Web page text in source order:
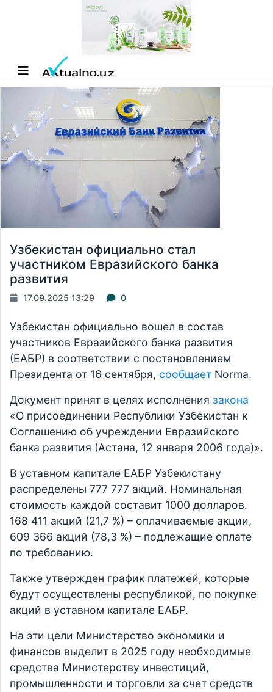
Узбекистан официально стал
участником Евразийского банка
развития
17.09.2025 13:29 0
Узбекистан официально вошел в состав
участников Евразийского банка развития
(ЕАБР) в соответствии с постановлением
Президента от 16 сентября, сообщает Norma.
Документ принят в целях исполнения закона
«О присоединении Республики Узбекистан к
Соглашению об учреждении Евразийского
банка развития (Астана, 12 января 2006 года)».
В уставном капитале ЕАБР Узбекистану
распределены 777 777 акций. Номинальная
стоимость каждой составит 1000 долларов.
168 411 акций (21,7 %) – оплачиваемые акции,
609 366 акций (78,3 %) – подлежащие оплате
по требованию.
Также утвержден график платежей, которые
будут осуществлены республикой, по покупке
акций в уставном капитале ЕАБР.
На эти цели Министерство экономики и
финансов выделит в 2025 году необходимые
средства Министерству инвестиций,
промышленности и торговли за счет средств